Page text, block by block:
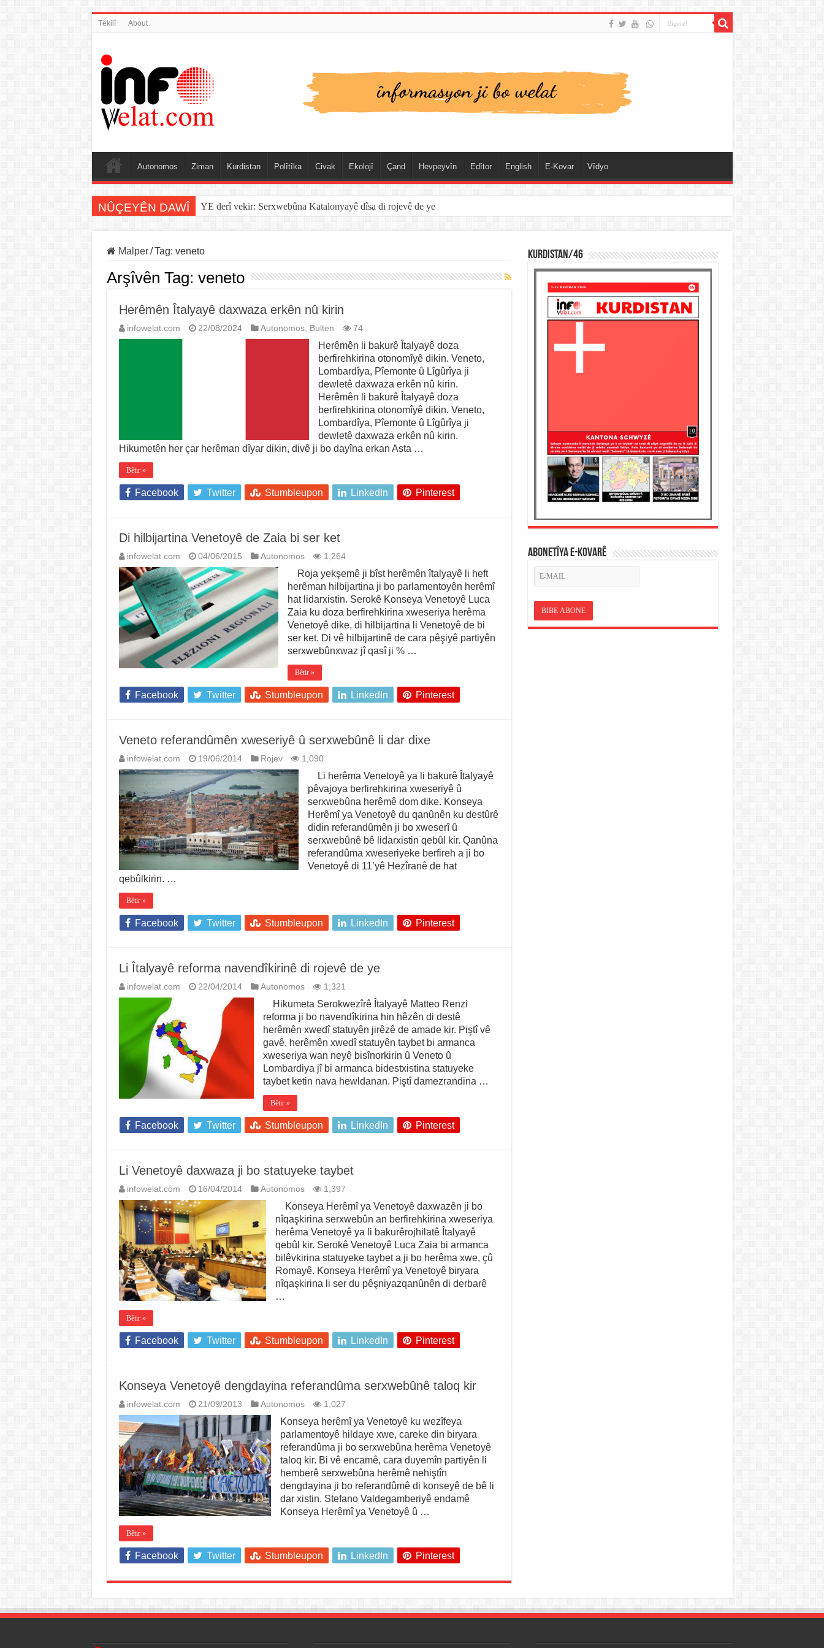
Têkilî About
Autonomos Ziman Kurdistan Polîtîka Civak Ekolojî Çand Hevpeyvîn Edîtor English E-Kovar Vîdyo
NÛÇEYÊN DAWÎ YE derî vekir: Serxwebûna Katalonyayê dîsa di rojevê de ye
Malper / Tag: veneto
Arşîvên Tag: veneto
Herêmên Îtalyayê daxwaza erkên nû kirin
infowelat.com 22/08/2024 Autonomos, Bulten 74
Herêmên li bakurê Îtalyayê doza
berfirehkirina otonomîyê dikin. Veneto,
Lombardîya, Pîemonte û Lîgûrîya ji
dewletê daxwaza erkên nû kirin.
Herêmên li bakurê Îtalyayê doza
berfirehkirina otonomîyê dikin. Veneto,
Lombardîya, Pîemonte û Lîgûrîya ji
dewletê daxwaza erkên nû kirin.
Hikumetên her çar herêman dîyar dikin, divê ji bo dayîna erkan Asta …
Bêtir »
Facebook Twitter Stumbleupon LinkedIn Pinterest
Di hilbijartina Venetoyê de Zaia bi ser ket
infowelat.com 04/06/2015 Autonomos 1,264
Roja yekşemê ji bîst herêmên îtalyayê li heft
herêman hilbijartina ji bo parlamentoyên herêmî
hat lidarxistin. Serokê Konseya Venetoyê Luca
Zaia ku doza berfirehkirina xweseriya herêma
Venetoyê dike, di hilbijartina li Venetoyê de bi
ser ket. Di vê hilbijartinê de cara pêşiyê partiyên
serxwebûnxwaz jî qasî ji % …
Bêtir »
Facebook Twitter Stumbleupon LinkedIn Pinterest
Veneto referandûmên xweseriyê û serxwebûnê li dar dixe
infowelat.com 19/06/2014 Rojev 1,090
Li herêma Venetoyê ya li bakurê Îtalyayê
pêvajoya berfirehkirina xweseriyê û
serxwebûna herêmê dom dike. Konseya
Herêmî ya Venetoyê du qanûnên ku destûrê
didin referandûmên ji bo xweserî û
serxwebûnê bê lidarxistin qebûl kir. Qanûna
referandûma xweseriyeke berfireh a ji bo
Venetoyê di 11’yê Hezîranê de hat
qebûlkirin. …
Bêtir »
Facebook Twitter Stumbleupon LinkedIn Pinterest
Li Îtalyayê reforma navendîkirinê di rojevê de ye
infowelat.com 22/04/2014 Autonomos 1,321
Hikumeta Serokwezîrê Îtalyayê Matteo Renzi
reforma ji bo navendîkirina hin hêzên di destê
herêmên xwedî statuyên jirêzê de amade kir. Piştî vê
gavê, herêmên xwedî statuyên taybet bi armanca
xweseriya wan neyê bisînorkirin û Veneto û
Lombardiya jî bi armanca bidestxistina statuyeke
taybet ketin nava hewldanan. Piştî damezrandina …
Bêtir »
Facebook Twitter Stumbleupon LinkedIn Pinterest
Li Venetoyê daxwaza ji bo statuyeke taybet
infowelat.com 16/04/2014 Autonomos 1,397
Konseya Herêmî ya Venetoyê daxwazên ji bo
nîqaşkirina serxwebûn an berfirehkirina xweseriya
herêma Venetoyê ya li bakurêrojhilatê Îtalyayê
qebûl kir. Serokê Venetoyê Luca Zaia bi armanca
bilêvkirina statuyeke taybet a ji bo herêma xwe, çû
Romayê. Konseya Herêmî ya Venetoyê biryara
nîqaşkirina li ser du pêşniyazqanûnên di derbarê
…
Bêtir »
Facebook Twitter Stumbleupon LinkedIn Pinterest
Konseya Venetoyê dengdayina referandûma serxwebûnê taloq kir
infowelat.com 21/09/2013 Autonomos 1,027
Konseya herêmî ya Venetoyê ku wezîfeya
parlamentoyê hildaye xwe, careke din biryara
referandûma ji bo serxwebûna herêma Venetoyê
taloq kir. Bi vê encamê, cara duyemîn partiyên li
hemberê serxwebûna herêmê nehiştîn
dengdayina ji bo referandûmê di konseyê de bê li
dar xistin. Stefano Valdegamberiyê endamê
Konseya Herêmî ya Venetoyê û …
Bêtir »
Facebook Twitter Stumbleupon LinkedIn Pinterest
KURDISTAN/46
ABONETÎYA E-KOVARÊ